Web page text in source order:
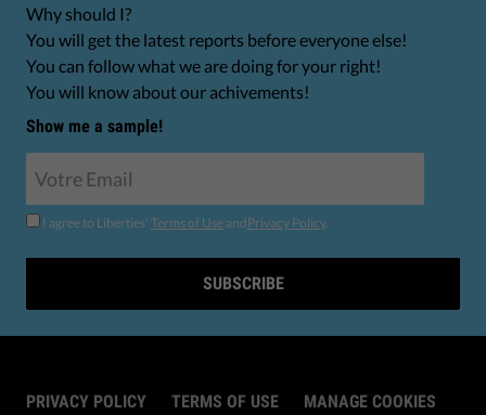
Why should I?
You will get the latest reports before everyone else!
You can follow what we are doing for your right!
You will know about our achivements!
Show me a sample!
I agree to Liberties' Terms of Use andPrivacy Policy.
SUBSCRIBE
PRIVACY POLICY TERMS OF USE MANAGE COOKIES